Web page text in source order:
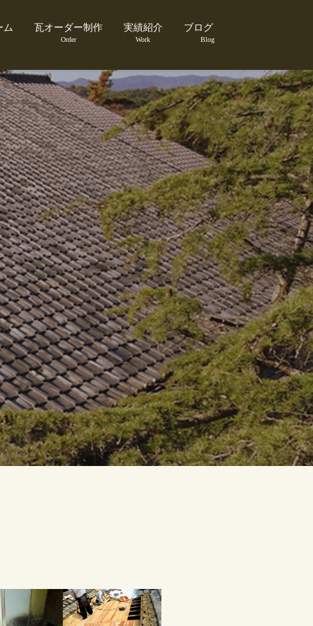
ム 瓦オーダー制作
Order
実績紹介
Work
ブログ
Blog